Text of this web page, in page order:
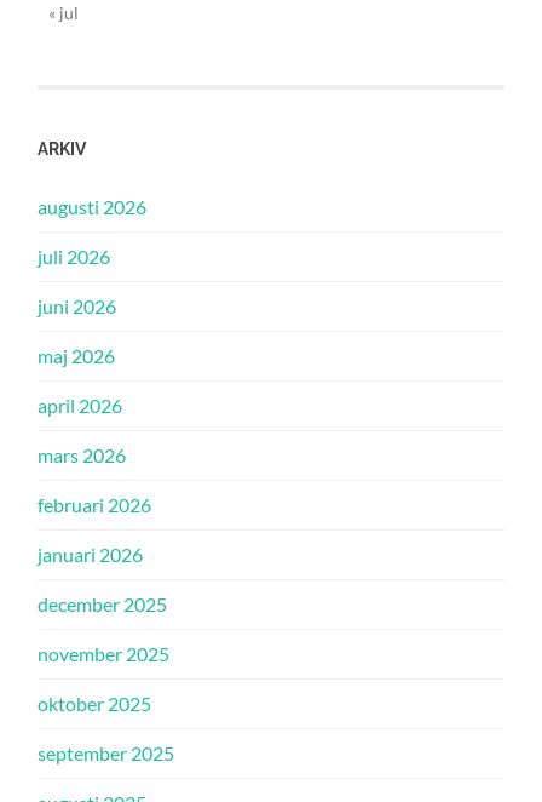
« jul
ARKIV
augusti 2026
juli 2026
juni 2026
maj 2026
april 2026
mars 2026
februari 2026
januari 2026
december 2025
november 2025
oktober 2025
september 2025